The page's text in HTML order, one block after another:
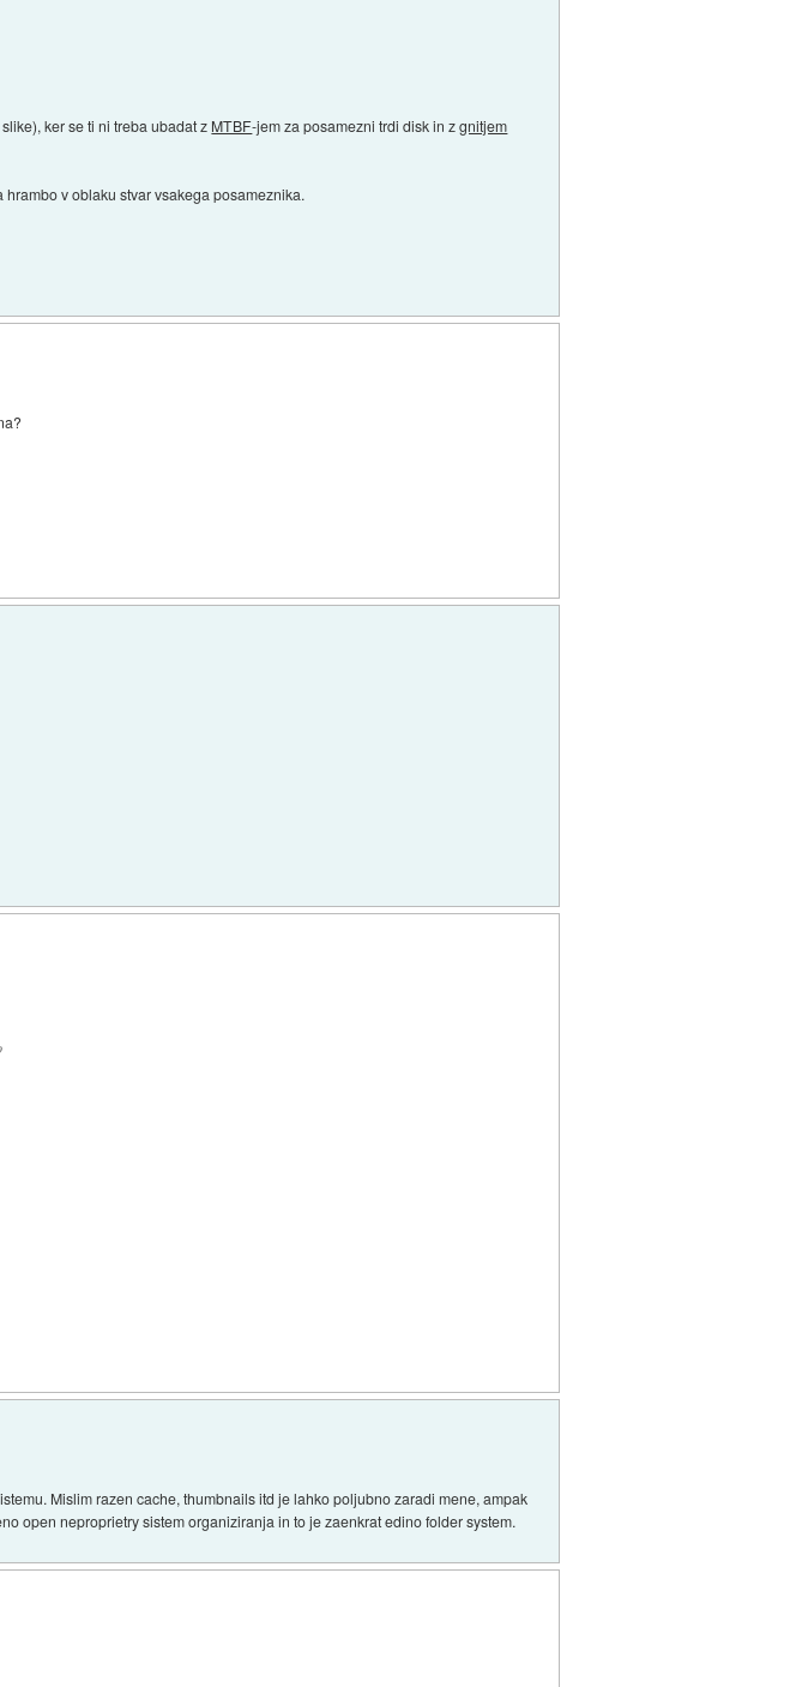
ker se ti ni treba ubadat z MTBF-jem za posamezni trdi disk in zgnitjem
v oblaku stvar vsakega posameznika.
Mislim razen cache, thumbnails itd je lahko poljubno zaradi mene, ampak
open neproprietry sistem organiziranja in to je zaenkrat edino folder system.